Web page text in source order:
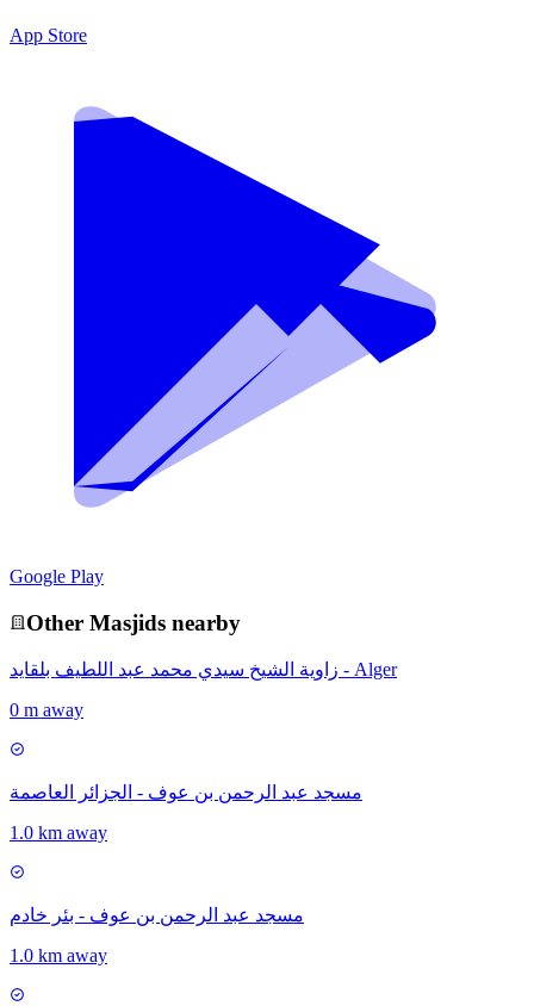
App Store
Google Play
Other Masjids nearby
زاوية الشيخ سيدي محمد عبد اللطيف بلقايد - Alger
0 m away
مسجد عبد الرحمن بن عوف - الجزائر العاصمة
1.0 km away
مسجد عبد الرحمن بن عوف - بئر خادم
1.0 km away